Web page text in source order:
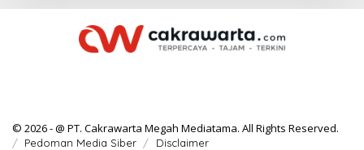
© 2026 - @ PT. Cakrawarta Megah Mediatama. All Rights Reserved.
Pedoman Media Siber Disclaimer